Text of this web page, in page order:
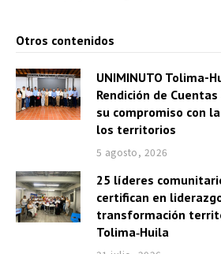
Otros contenidos
UNIMINUTO Tolima-
Rendición de
su compromiso con
los territorios
5 agosto, 2026
25 líderes
certifican en
transformación
Tolima‑Huila